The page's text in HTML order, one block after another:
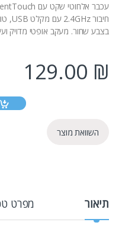
בצבע שחור. מעקב אופטי מדויק
129.00 ₪
השוואת מוצר
תיאור מפרט